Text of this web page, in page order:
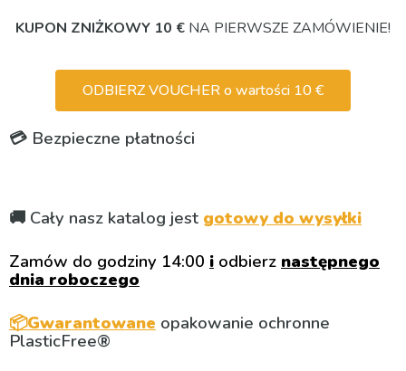
KUPON ZNIŻKOWY 10 € NA PIERWSZE ZAMÓWIENIE!
ODBIERZ VOUCHER o wartości 10 €
💳 Bezpieczne płatności
🚚 Cały nasz katalog jest gotowy do wysyłki
Zamów do godziny 14:00 i odbierz następnego
dnia roboczego
📦Gwarantowane opakowanie ochronne
PlasticFree®